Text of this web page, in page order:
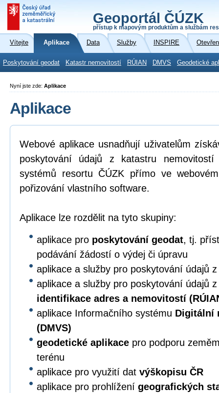
Geoportál ČÚZK
přístup k mapovým produktům a službám
Vítejte Aplikace Data Služby INSPIRE
Poskytování geodat Katastr nemovitostí RÚIAN DMVS Geodetické
Nyní jste zde: Aplikace
Aplikace
Webové aplikace usnadňují uživatelům
poskytování údajů z katastru
systémů resortu ČÚZK přímo ve
pořizování vlastního software.
Aplikace lze rozdělit na tyto skupiny:
aplikace pro poskytování geodat, tj.
podávání žádostí o výdej či úpravu
aplikace a služby pro poskytování údajů
aplikace a služby pro poskytování údajů
identifikace adres a nemovitostí
aplikace Informačního systému Digitální
(DMVS)
geodetické aplikace pro podporu
terénu
aplikace pro využití dat výškopisu ČR
aplikace pro prohlížení geografických